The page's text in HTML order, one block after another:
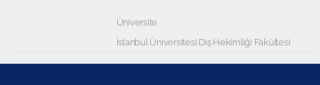
Üniversite
İstanbul Üniversitesi Diş Hekimliği Fakültesi